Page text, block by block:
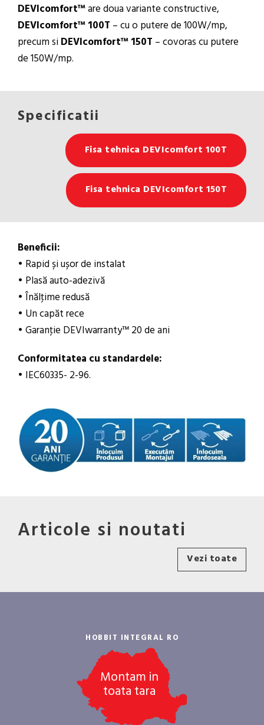
DEVIcomfort™are doua variante constructive,
DEVIcomfort™ 100T – cu o putere de 100W/mp,
precum siDEVIcomfort™ 150T – covoras cu putere
de 150W/mp.
Specificatii
Fisa tehnica DEVIcomfort 100T
Fisa tehnica DEVIcomfort 150T
Beneficii:
• Rapid și ușor de instalat
• Plasă auto-adezivă
• Înălţime redusă
• Un capăt rece
• Garanţie DEVIwarranty™ 20 de ani
Conformitatea cu standardele:
• IEC60335- 2-96.
Articole si noutati
Vezi toate
HOBBIT INTEGRAL RO
Montam in
toata tara